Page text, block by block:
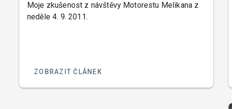
Moje zkušenost z návštěvy Motorestu Melikana z
neděle 4. 9. 2011.
ZOBRAZIT ČLÁNEK